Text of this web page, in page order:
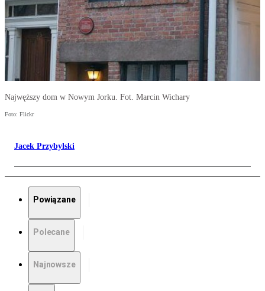
Najwęższy dom w Nowym Jorku. Fot. Marcin Wichary
Foto: Flickr
Jacek Przybylski
Powiązane
Polecane
Najnowsze